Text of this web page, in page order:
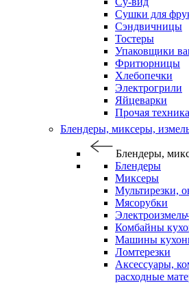
Сушки для
Сэндвичницы
Тостеры
Упаковщики
Фритюрницы
Хлебопечки
Электрогрили
Яйцеварки
Прочая техника
Блендеры, миксеры,
Блендеры,
Блендеры
Миксеры
Мультирезки,
Мясорубки
Комбайны
Машины
Ломтерезки
Аксессуары,
расходные